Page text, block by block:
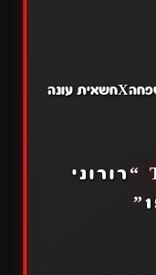
בן האלמוות וחסרת המזל פרק 2| משפחהXחשאית עונה
רורוני
”